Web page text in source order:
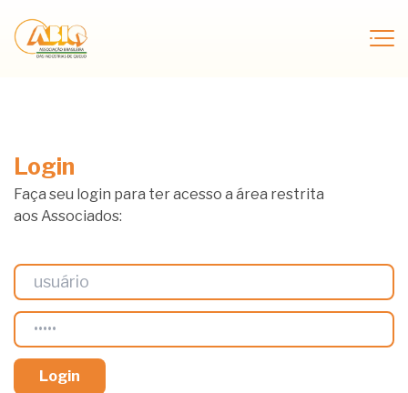
Login
Faça seu login para ter acesso a área restrita
aos Associados: